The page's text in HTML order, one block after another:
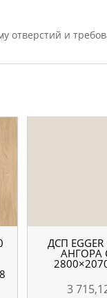
отверстий и
ДСП
АНГОРА
3